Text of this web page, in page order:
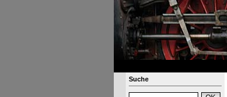
Suche